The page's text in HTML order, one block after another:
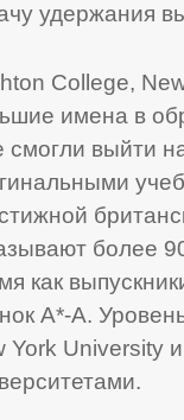
удержания
College,
имена в
смогли выйти
более
как
A*-A.
York University